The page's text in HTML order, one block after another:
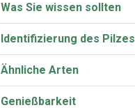
Was Sie wissen sollten
Identifizierung des Pilzes
Ähnliche Arten
Genießbarkeit